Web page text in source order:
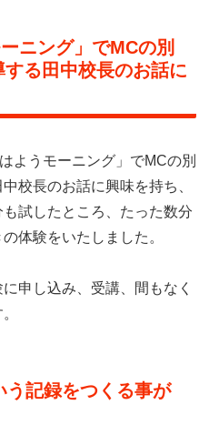
ニング」でMCの別
る田中校長のお話に
ようモーニング」でMCの別
校長のお話に興味を持ち、
試したところ、たった数分
体験をいたしました。
申し込み、受講、間もなく
う記録をつくる事が